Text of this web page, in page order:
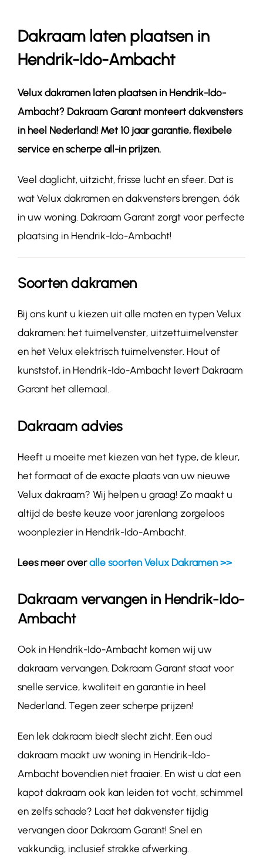
Contact
Dakraam laten plaatsen in
Hendrik-Ido-Ambacht
Velux dakramen laten plaatsen in Hendrik-Ido-
Ambacht? Dakraam Garant monteert dakvensters
in heel Nederland! Met 10 jaar garantie, flexibele
service en scherpe all-in prijzen.
Veel daglicht, uitzicht, frisse lucht en sfeer. Dat is
wat Velux dakramen en dakvensters brengen, óók
in uw woning. Dakraam Garant zorgt voor perfecte
plaatsing in Hendrik-Ido-Ambacht!
Soorten dakramen
Bij ons kunt u kiezen uit alle maten en typen Velux
dakramen: het tuimelvenster, uitzettuimelvenster
en het Velux elektrisch tuimelvenster. Hout of
kunststof, in Hendrik-Ido-Ambacht levert Dakraam
Garant het allemaal.
Dakraam advies
Heeft u moeite met kiezen van het type, de kleur,
het formaat of de exacte plaats van uw nieuwe
Velux dakraam? Wij helpen u graag! Zo maakt u
altijd de beste keuze voor jarenlang zorgeloos
woonplezier in Hendrik-Ido-Ambacht.
Lees meer overalle soorten Velux Dakramen >>
Dakraam vervangen in Hendrik-Ido-
Ambacht
Ook in Hendrik-Ido-Ambacht komen wij uw
dakraam vervangen. Dakraam Garant staat voor
snelle service, kwaliteit en garantie in heel
Nederland. Tegen zeer scherpe prijzen!
Een lek dakraam biedt slecht zicht. Een oud
dakraam maakt uw woning in Hendrik-Ido-
Ambacht bovendien niet fraaier. En wist u dat een
kapot dakraam ook kan leiden tot vocht, schimmel
en zelfs schade? Laat het dakvenster tijdig
vervangen door Dakraam Garant! Snel en
vakkundig, inclusief strakke afwerking.